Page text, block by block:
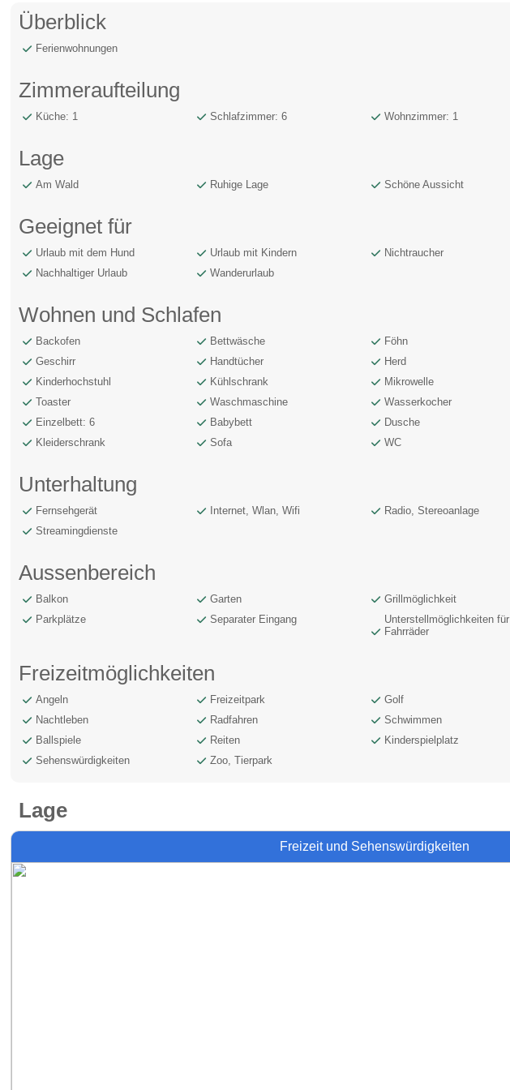
Überblick
Ferienwohnungen
Zimmeraufteilung
Küche: 1 Schlafzimmer: 6 Wohnzimmer: 1
Lage
Am Wald Ruhige Lage Schöne Aussicht
Geeignet für
Urlaub mit dem Hund Urlaub mit Kindern Nichtraucher
Nachhaltiger Urlaub
Wanderurlaub
Wohnen und Schlafen
Backofen Bettwäsche Föhn
Geschirr
Handtücher Herd
Kinderhochstuhl
Kühlschrank Mikrowelle
Toaster
Waschmaschine Wasserkocher
Einzelbett: 6
Babybett Dusche
Kleiderschrank
Sofa WC
Unterhaltung
Fernsehgerät Internet, Wlan, Wifi Radio, Stereoanlage
Streamingdienste
Aussenbereich
Balkon Garten Grillmöglichkeit
Parkplätze
Separater Eingang
Unterstellmöglichkeiten für
Fahrräder
Freizeitmöglichkeiten
Angeln Freizeitpark Golf
Nachtleben
Radfahren Schwimmen
Ballspiele
Reiten Kinderspielplatz
Sehenswürdigkeiten
Zoo, Tierpark
Lage
Freizeit und Sehenswürdigkeiten